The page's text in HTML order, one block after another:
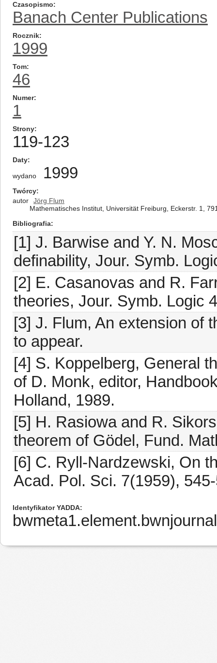
Czasopismo
Banach Center Publications
Rocznik
1999
Tom
46
Numer
1
Strony
119-123
Daty
wydano 1999
Twórcy
autor
Jörg Flum
Mathematisches Institut, Universität Freiburg, Eckerstr. 1,
Bibliografia
[1] J. Barwise and Y. N.
definability, Jour. Symb.
[2] E. Casanovas and R.
theories, Jour. Symb. Logic
[3] J. Flum, An extension of
to appear.
[4] S. Koppelberg, General
of D. Monk, editor,
Holland, 1989.
[5] H. Rasiowa and R.
theorem of Gödel, Fund.
[6] C. Ryll-Nardzewski, On
Acad. Pol. Sci. 7(1959),
Identyfikator YADDA